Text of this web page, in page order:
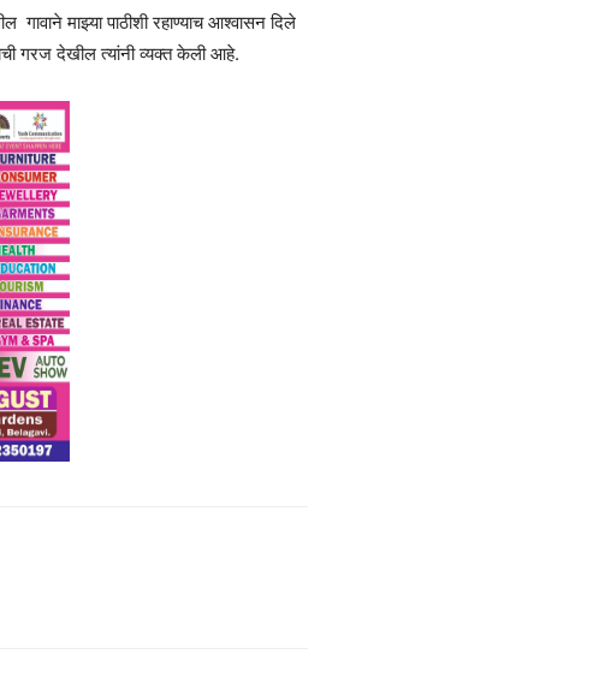
माझ्या पाठीशी रहाण्याच आश्वासन दिले
गरज देखील त्यांनी व्यक्त केली आहे.